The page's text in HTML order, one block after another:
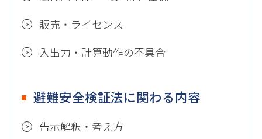
販売・ライセンス
入出力・計算動作の不具合
避難安全検証法に関わる内容
告示解釈・考え方